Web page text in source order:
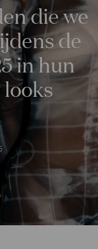
die we
de
in hun